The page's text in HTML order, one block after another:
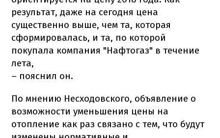
результат, даже на сегодня цена
существенно выше, чем та, которая
сформировалась, и та, по которой
покупала компания "Нафтогаз" в течение
лета,
– пояснил он.
По мнению Несходовского, объявление о
возможности уменьшения цены на
отопление как раз связано с тем, что будут